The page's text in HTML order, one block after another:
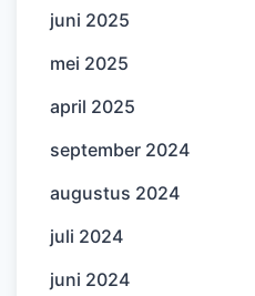
juni 2025
mei 2025
april 2025
september 2024
augustus 2024
juli 2024
juni 2024